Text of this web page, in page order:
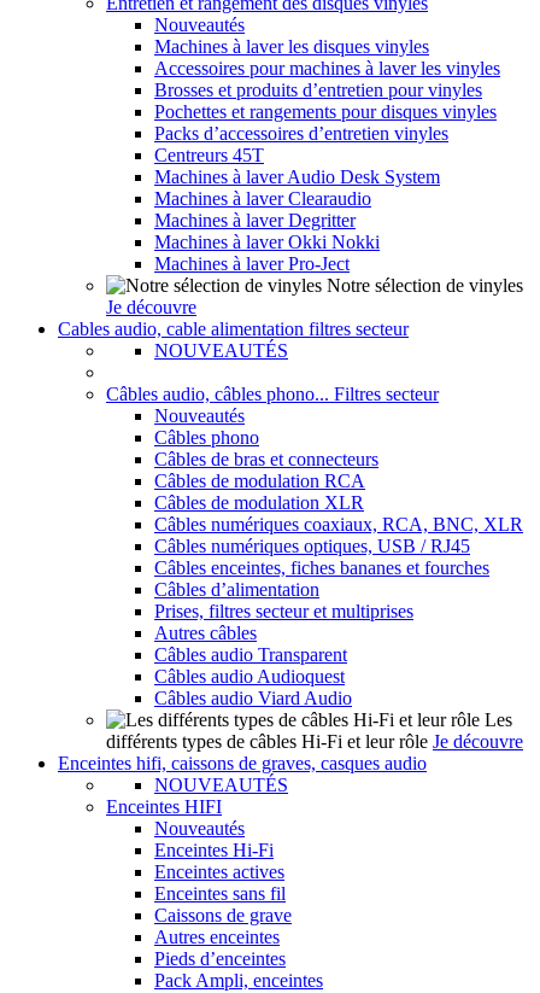
Nouveautés
Machines à laver les disques vinyles
Accessoires pour machines à laver les vinyles
Brosses et produits d’entretien pour vinyles
Pochettes et rangements pour disques vinyles
Packs d’accessoires d’entretien vinyles
Centreurs 45T
Machines à laver Audio Desk System
Machines à laver Clearaudio
Machines à laver Degritter
Machines à laver Okki Nokki
Machines à laver Pro-Ject
Notre sélection de vinyles
Je découvre
Cables audio, cable alimentation filtres secteur
NOUVEAUTÉS
Câbles audio, câbles phono... Filtres secteur
Nouveautés
Câbles phono
Câbles de bras et connecteurs
Câbles de modulation RCA
Câbles de modulation XLR
Câbles numériques coaxiaux, RCA, BNC, XLR
Câbles numériques optiques, USB / RJ45
Câbles enceintes, fiches bananes et fourches
Câbles d’alimentation
Prises, filtres secteur et multiprises
Autres câbles
Câbles audio Transparent
Câbles audio Audioquest
Câbles audio Viard Audio
Les
différents types de câbles Hi-Fi et leur rôle Je découvre
Enceintes hifi, caissons de graves, casques audio
NOUVEAUTÉS
Enceintes HIFI
Nouveautés
Enceintes Hi-Fi
Enceintes actives
Enceintes sans fil
Caissons de grave
Autres enceintes
Pieds d’enceintes
Pack Ampli, enceintes